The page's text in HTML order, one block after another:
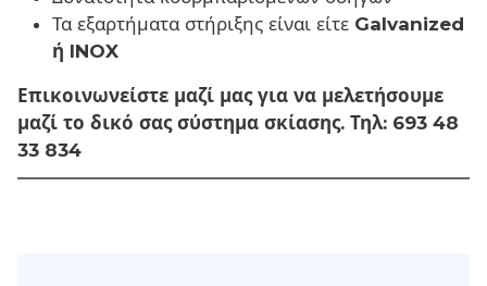
Τα εξαρτήματα στήριξης είναι είτε Galvanized
ή INOX
Επικοινωνείστε μαζί μας για να μελετήσουμε
μαζί το δικό σας σύστημα σκίασης. Τηλ: 693 48
33 834